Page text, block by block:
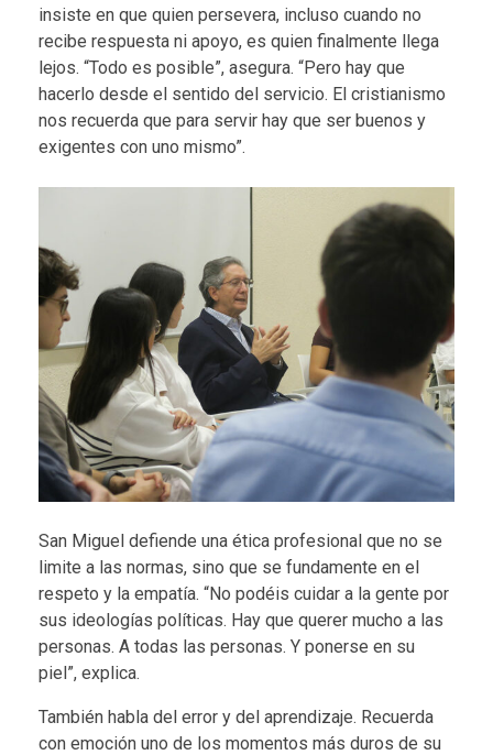
insiste en que quien persevera, incluso cuando no
recibe respuesta ni apoyo, es quien finalmente llega
lejos. “Todo es posible”, asegura. “Pero hay que
hacerlo desde el sentido del servicio. El cristianismo
nos recuerda que para servir hay que ser buenos y
exigentes con uno mismo”.
San Miguel defiende una ética profesional que no se
limite a las normas, sino que se fundamente en el
respeto y la empatía. “No podéis cuidar a la gente por
sus ideologías políticas. Hay que querer mucho a las
personas. A todas las personas. Y ponerse en su
piel”, explica.
También habla del error y del aprendizaje. Recuerda
con emoción uno de los momentos más duros de su